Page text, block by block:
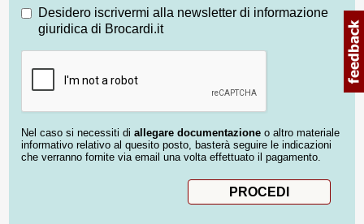
Desidero iscrivermi alla newsletter di informazione
giuridica di Brocardi.it
Nel caso si necessiti di allegare documentazione o altro materiale
informativo relativo al quesito posto, basterà seguire le indicazioni
che verranno fornite via email una volta effettuato il pagamento.